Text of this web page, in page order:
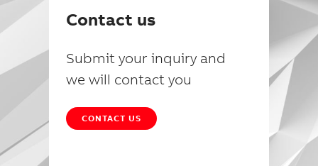
Contact us
Submit your inquiry and
we will contact you
CONTACT US